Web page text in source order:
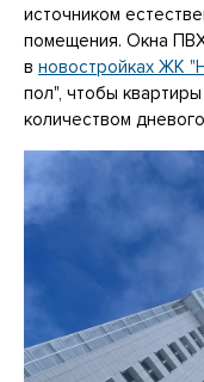
источником
помещения. Окна
в новостройках ЖК
пол", чтобы
количеством